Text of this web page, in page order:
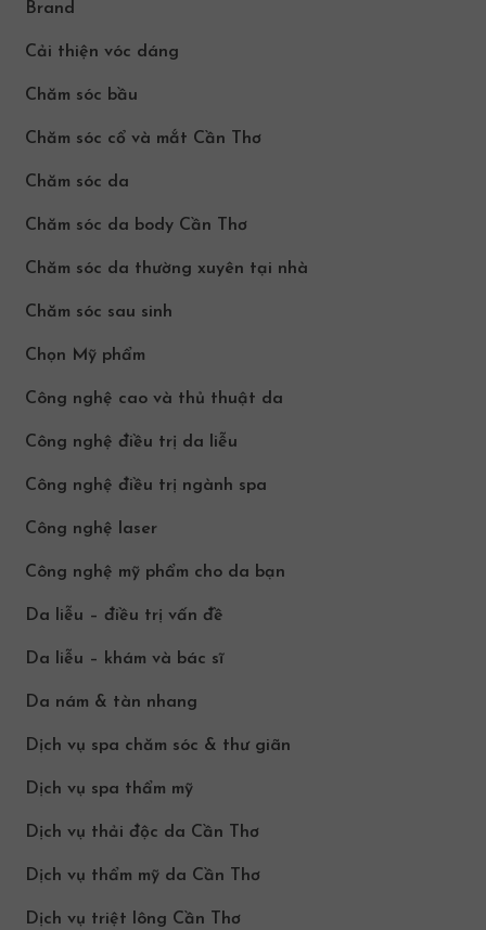
Brand
Cải thiện vóc dáng
Chăm sóc bầu
Chăm sóc cổ và mắt Cần Thơ
Chăm sóc da
Chăm sóc da body Cần Thơ
Chăm sóc da thường xuyên tại nhà
Chăm sóc sau sinh
Chọn Mỹ phẩm
Công nghệ cao và thủ thuật da
Công nghệ điều trị da liễu
Công nghệ điều trị ngành spa
Công nghệ laser
Công nghệ mỹ phẩm cho da bạn
Da liễu – điều trị vấn đề
Da liễu – khám và bác sĩ
Da nám & tàn nhang
Dịch vụ spa chăm sóc & thư giãn
Dịch vụ spa thẩm mỹ
Dịch vụ thải độc da Cần Thơ
Dịch vụ thẩm mỹ da Cần Thơ
Dịch vụ triệt lông Cần Thơ